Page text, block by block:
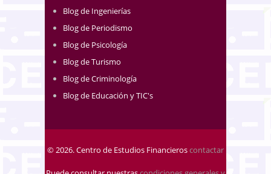
Blog de Ingenierías
Blog de Periodismo
Blog de Psicología
Blog de Turismo
Blog de Criminología
Blog de Educación y TIC's
© 2026. Centro de Estudios Financieroscontactar